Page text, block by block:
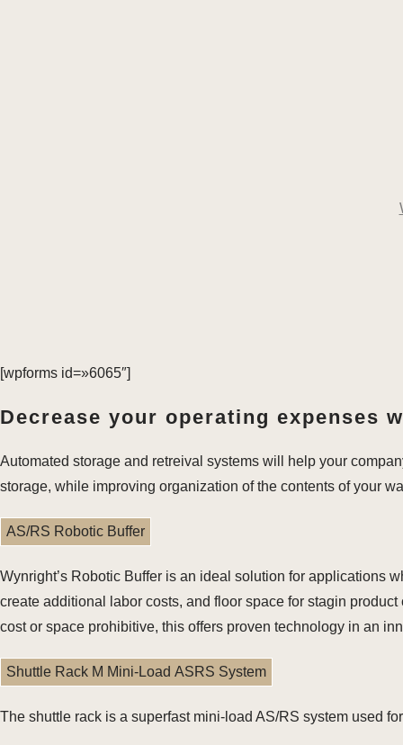
[wpforms id=»6065″]
Decrease your operating expenses
Automated storage and retreival systems will help your
storage, while improving organization of the contents of your
AS/RS Robotic Buffer
Wynright’s Robotic Buffer is an ideal solution for applications
create additional labor costs, and floor space for stagin
cost or space prohibitive, this offers proven technology in an
Shuttle Rack M Mini-Load ASRS System
The shuttle rack is a superfast mini-load AS/RS system used